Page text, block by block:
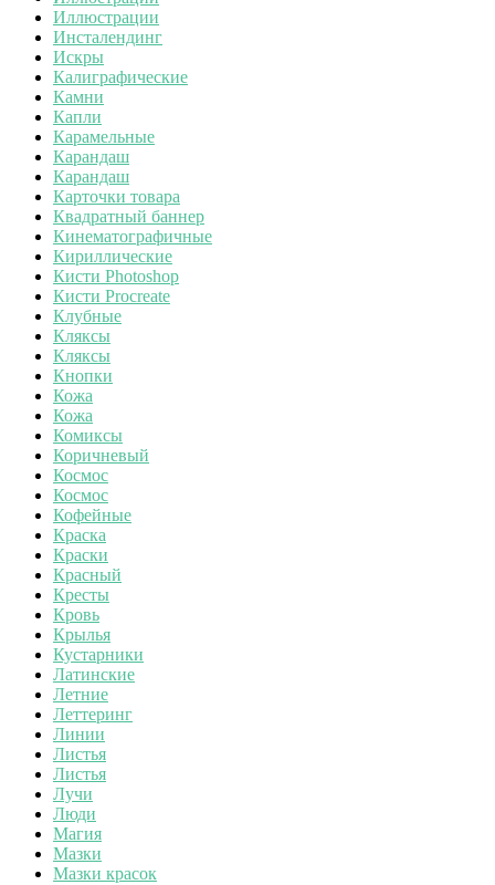
Иллюстрации
Инсталендинг
Искры
Калиграфические
Камни
Капли
Карамельные
Карандаш
Карандаш
Карточки товара
Квадратный баннер
Кинематографичные
Кириллические
Кисти Photoshop
Кисти Procreate
Клубные
Кляксы
Кляксы
Кнопки
Кожа
Кожа
Комиксы
Коричневый
Космос
Космос
Кофейные
Краска
Краски
Красный
Кресты
Кровь
Крылья
Кустарники
Латинские
Летние
Леттеринг
Линии
Листья
Листья
Лучи
Люди
Магия
Мазки
Мазки красок